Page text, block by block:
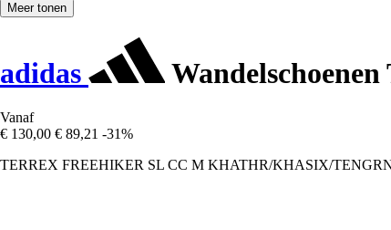
Meer tonen
adidas
Vanaf
€ 130,00 € 89,21 -31%
TERREX FREEHIKER SL CC M KHATHR/KHASIX/